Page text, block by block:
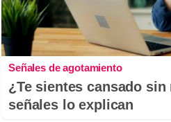
Señales de agotamiento
¿Te sientes cansado sin
señales lo explican